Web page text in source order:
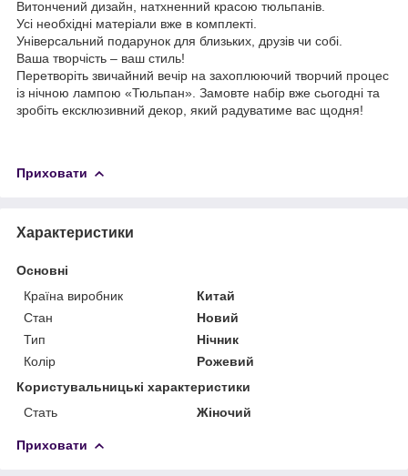
Витончений дизайн, натхненний красою тюльпанів.
Усі необхідні матеріали вже в комплекті.
Універсальний подарунок для близьких, друзів чи собі.
Ваша творчість – ваш стиль!
Перетворіть звичайний вечір на захоплюючий творчий процес
із нічною лампою «Тюльпан». Замовте набір вже сьогодні та
зробіть ексклюзивний декор, який радуватиме вас щодня!
Приховати
Характеристики
Основні
Країна виробник
Китай
Стан
Новий
Тип
Нічник
Колір
Рожевий
Користувальницькі характеристики
Стать
Жіночий
Приховати